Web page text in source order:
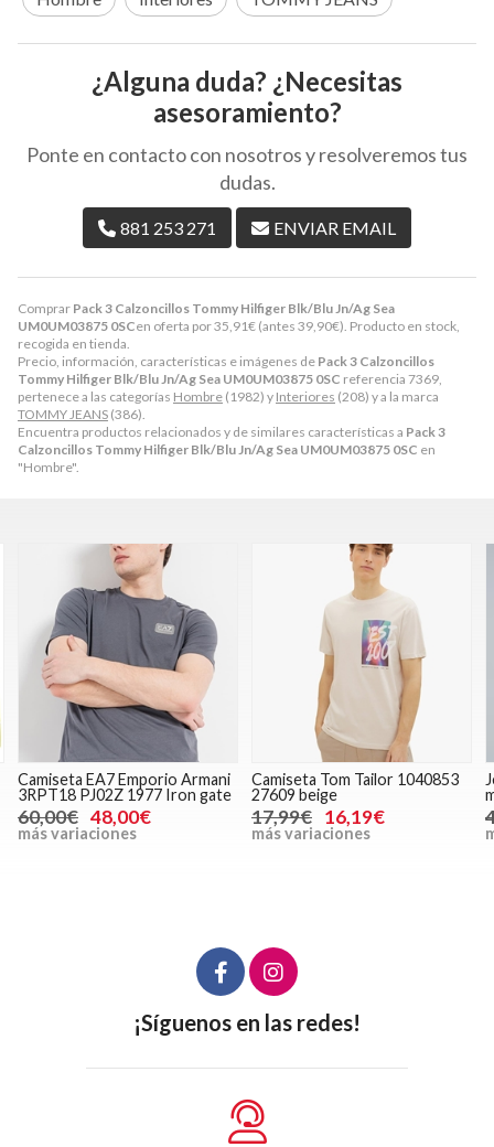
Comprar Pack 3 Calzoncillos Tommy Hilfiger Blk/Blu Jn/Ag Sea
UM0UM03875 0SCen oferta por35,91€ (antes 39,90€). Producto en stock,
recogida en tienda.
Precio, información, características e imágenes de Pack 3 Calzoncillos
Tommy Hilfiger Blk/Blu Jn/Ag Sea UM0UM03875 0SC referencia 7369,
pertenece a las categorías Hombre (1982) y Interiores (208) y a la marca
TOMMY JEANS (386).
Encuentra productos relacionados y de similares características a Pack 3
Calzoncillos Tommy Hilfiger Blk/Blu Jn/Ag Sea UM0UM03875 0SC en
"Hombre".
¿Alguna duda? ¿Necesitas
asesoramiento?
Ponte en contacto con nosotros y resolveremos tus
dudas.
881 253 271 ENVIAR EMAIL
Camiseta Tom Tailor 1040853
27609 beige
17,99€ 16,19€
más variaciones
Jersey Salsa 21009511 822
medium blue
49,95€ 39,96€
más variaciones
¡Síguenos en las redes!